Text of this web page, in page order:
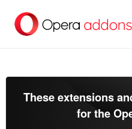
главното
съдържание
These extensions
for the